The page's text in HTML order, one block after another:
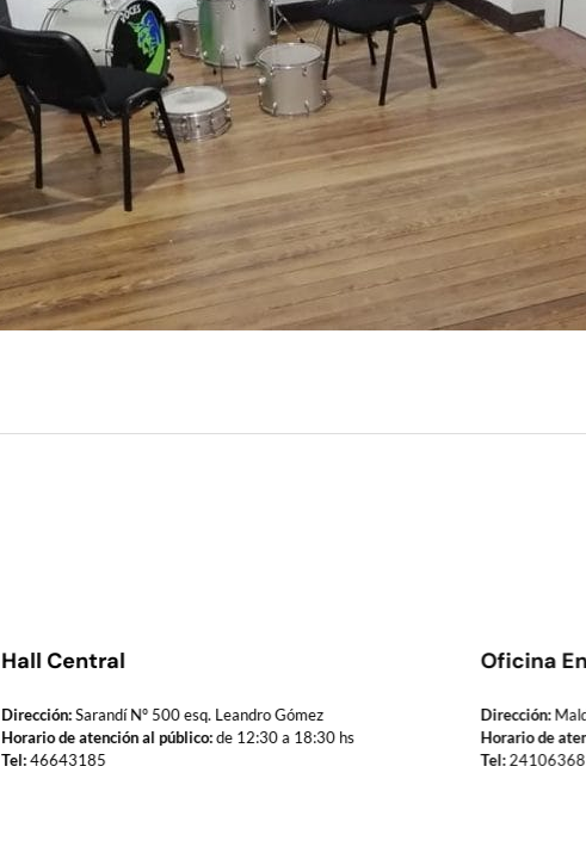
Hall Central
Dirección:Sarandí Nº 500 esq. Leandro Gómez
Horario de atención al público:de 12:30 a 18:30 hs
Tel:46643185
Oficina
Dirección:
Horario de
Tel:24106368